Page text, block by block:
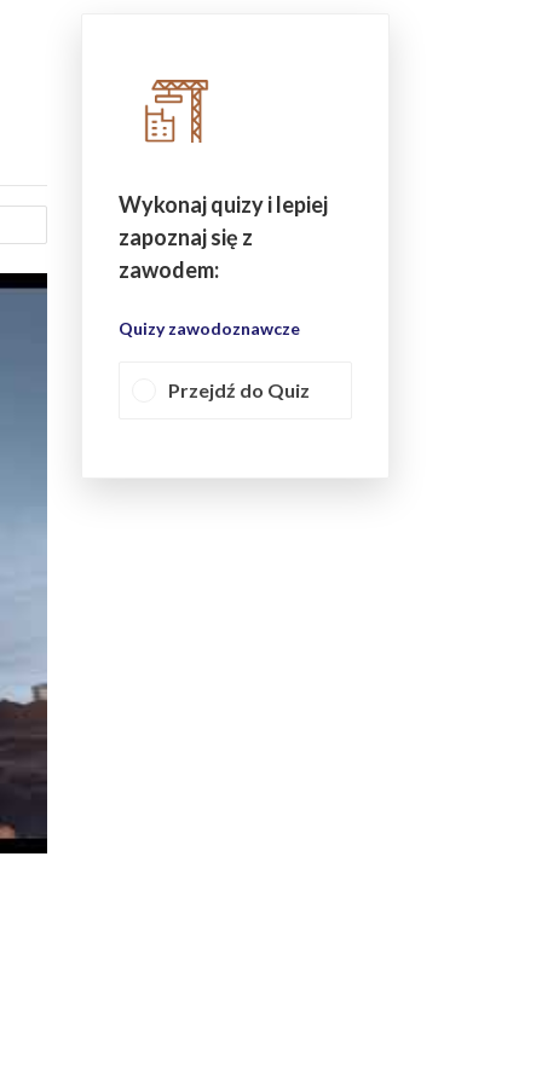
Wykonaj quizy i lepiej
zapoznaj się z
zawodem:
Quizy zawodoznawcze
Przejdź do Quiz